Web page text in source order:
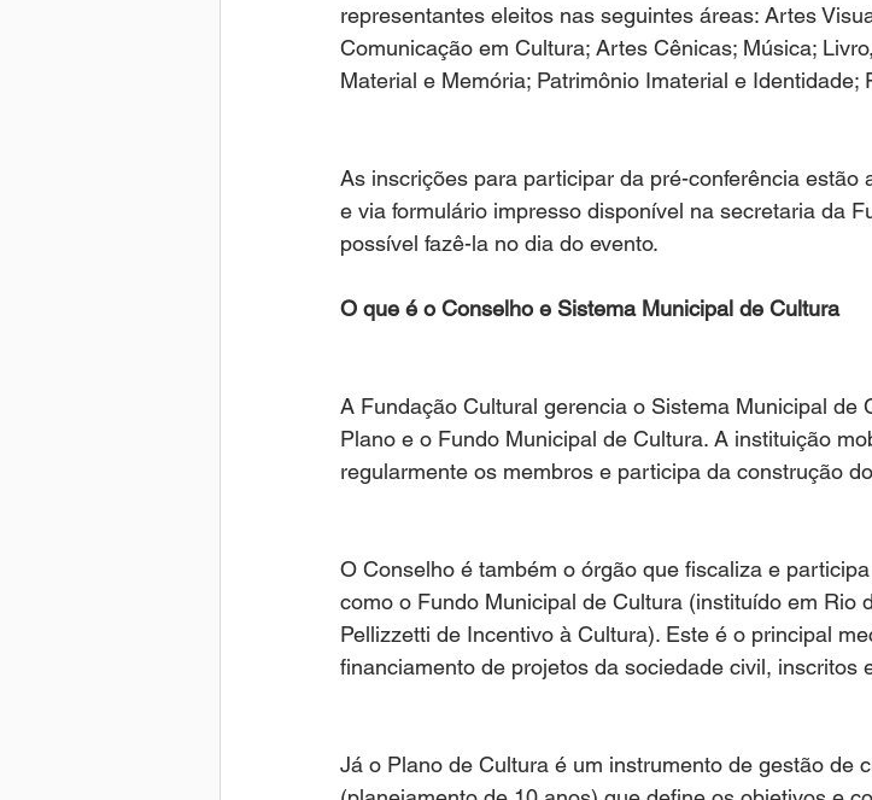
representantes eleitos nas seguintes áreas: Artes
Comunicação em Cultura; Artes Cênicas; Música;
Material e Memória; Patrimônio Imaterial e Identidade;
As inscrições para participar da pré-conferência estão
e via formulário impresso disponível na secretaria da
possível fazê-la no dia do evento.
O que é o Conselho e Sistema Municipal de Cultura
A Fundação Cultural gerencia o Sistema Municipal de
Plano e o Fundo Municipal de Cultura. A instituição
regularmente os membros e participa da construção
O Conselho é também o órgão que fiscaliza e
como o Fundo Municipal de Cultura (instituído em Rio
Pellizzetti de Incentivo à Cultura). Este é o principal
financiamento de projetos da sociedade civil, inscritos
Já o Plano de Cultura é um instrumento de gestão de